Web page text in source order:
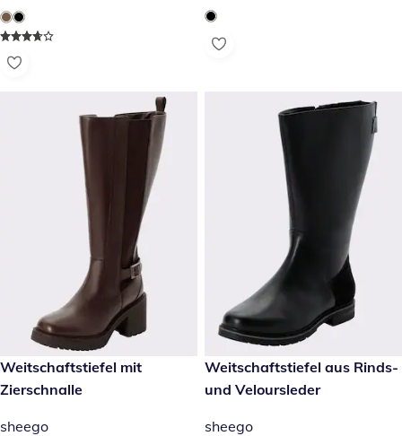
159,00 €
Weitschaftstiefel mit
Zierschnalle
sheego
reduzierter Preis 64,99 €,
-53 %
Weitschaftstiefel aus Rinds-
und Veloursleder
sheego